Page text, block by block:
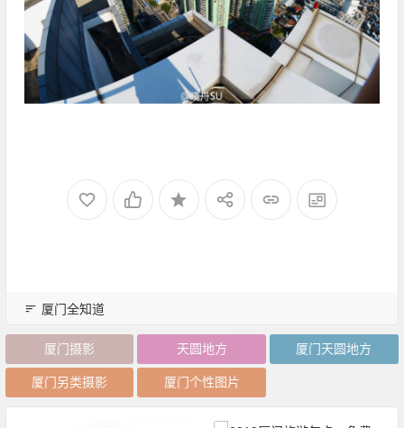
厦门全知道
厦门摄影 天圆地方 厦门天圆地方
厦门另类摄影 厦门个性图片